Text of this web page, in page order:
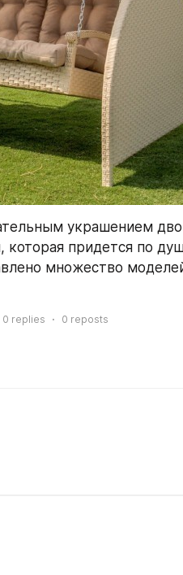
украшением
которая придется по
множество
0 replies 0 reposts